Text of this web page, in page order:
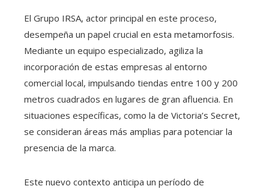
El Grupo IRSA, actor principal en este proceso,
desempeña un papel crucial en esta metamorfosis.
Mediante un equipo especializado, agiliza la
incorporación de estas empresas al entorno
comercial local, impulsando tiendas entre 100 y 200
metros cuadrados en lugares de gran afluencia. En
situaciones específicas, como la de Victoria’s Secret,
se consideran áreas más amplias para potenciar la
presencia de la marca.
Este nuevo contexto anticipa un período de